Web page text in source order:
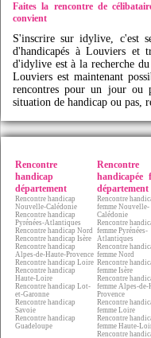
Faites la rencontre de
convient
S'inscrire suridylive, c'est
d'handicapés à Louviers et
d'idylive est à la recherche
Louviers est maintenant
rencontres pour un jour
situation de handicap ou pas,
Rencontre
handicap
département
Rencontre handicap
Nouvelle-Calédonie
Rencontre handicap
Pyrénées-Atlantiques
Rencontre handicap Nord
Rencontre handicap Isère
Rencontre handicap
Alpes-de-Haute-Provence
Rencontre handicap Loire
Rencontre handicap
Haute-Loire
Rencontre handicap Lot-
et-Garonne
Rencontre handicap
Savoie
Rencontre handicap
Guadeloupe
Rencontre
handicapée
département
Rencontre
femme Nouvelle-
Calédonie
Rencontre
femme Pyrénées-
Atlantiques
Rencontre
femme Nord
Rencontre
femme Isère
Rencontre
femme Alpes-de-
Provence
Rencontre
femme Loire
Rencontre
femme Haute-
Rencontre